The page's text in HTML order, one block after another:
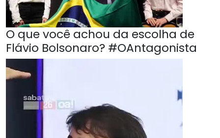
O que você achou da escolha de
Flávio Bolsonaro? #OAntagonista